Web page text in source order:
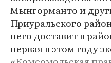
Мынгорманто и
Приуральского
него доставит в
первая в этом году